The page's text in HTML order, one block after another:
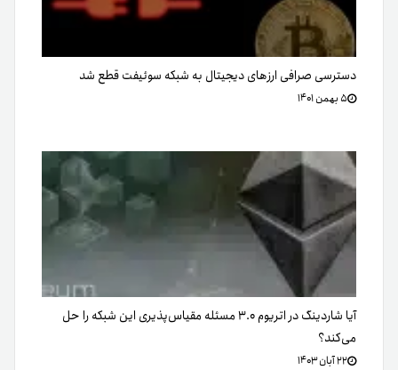
دسترسی صرافی ارزهای دیجیتال به شبکه سوئیفت قطع شد
۵ بهمن ۱۴۰۱
آیا شاردینگ در اتریوم ۳.۰ مسئله مقیاس‌پذیری این شبکه را حل
می‌کند؟
۲۲ آبان ۱۴۰۳